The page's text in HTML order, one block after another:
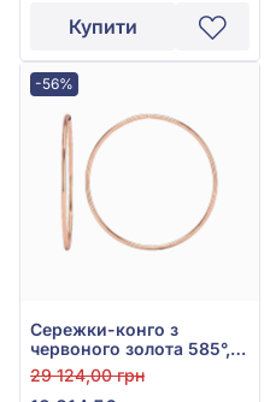
Купити
-56%
Сережки-конго з
червоного золота 585°,
арт. 460003
29 124,00 грн